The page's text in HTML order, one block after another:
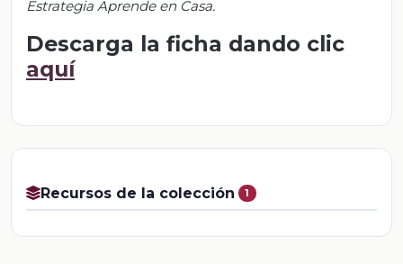
Estrategia Aprende en Casa.
Descarga la ficha dando clic
aquí
Recursos de la colección 1